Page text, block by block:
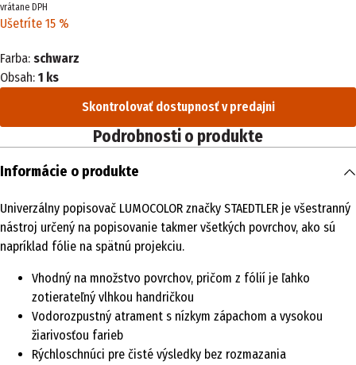
vrátane DPH
Ušetríte 15 %
Farba: schwarz
Obsah: 1 ks
Skontrolovať dostupnosť v predajni
Podrobnosti o produkte
Informácie o produkte
Univerzálny popisovač LUMOCOLOR značky STAEDTLER je všestranný
nástroj určený na popisovanie takmer všetkých povrchov, ako sú
napríklad fólie na spätnú projekciu.
Vhodný na množstvo povrchov, pričom z fólií je ľahko
zotierateľný vlhkou handričkou
Vodorozpustný atrament s nízkym zápachom a vysokou
žiarivosťou farieb
Rýchloschnúci pre čisté výsledky bez rozmazania